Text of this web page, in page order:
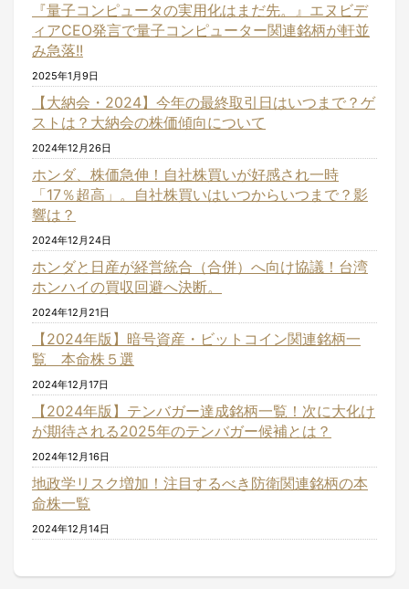
『量子コンピュータの実用化はまだ先。』エヌビデ
ィアCEO発言で量子コンピューター関連銘柄が軒並
み急落!!
2025年1月9日
【大納会・2024】今年の最終取引日はいつまで？ゲ
ストは？大納会の株価傾向について
2024年12月26日
ホンダ、株価急伸！自社株買いが好感され一時
「17％超高」。自社株買いはいつからいつまで？影
響は？
2024年12月24日
ホンダと日産が経営統合（合併）へ向け協議！台湾
ホンハイの買収回避へ決断。
2024年12月21日
【2024年版】暗号資産・ビットコイン関連銘柄一
覧 本命株５選
2024年12月17日
【2024年版】テンバガー達成銘柄一覧！次に大化け
が期待される2025年のテンバガー候補とは？
2024年12月16日
地政学リスク増加！注目するべき防衛関連銘柄の本
命株一覧
2024年12月14日